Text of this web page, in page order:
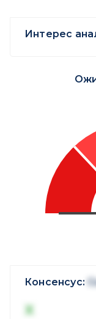
Интерес
Консенсус:
X